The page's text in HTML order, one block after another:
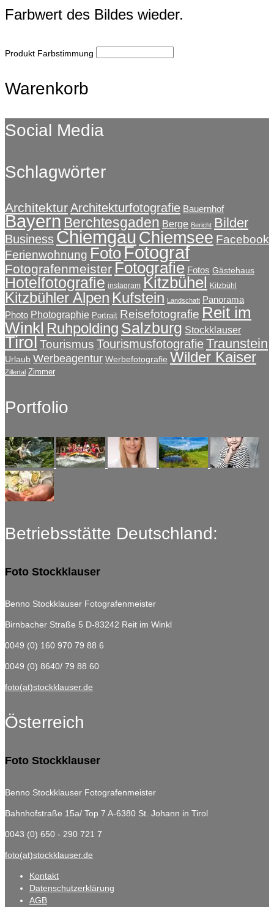
Farbwert des Bildes wieder.
Produkt Farbstimmung
Warenkorb
Social Media
Schlagwörter
ArchitekturArchitekturfotografie Bauernhof
Bayern Berchtesgaden Berge Bericht Bilder
BusinessChiemgauChiemsee Facebook
Ferienwohnung FotoFotograf
Fotografenmeister Fotografie Fotos Gästehaus
Hotelfotografie instagram Kitzbühel Kitzbühl
Kitzbühler Alpen Kufstein Landschaft Panorama
Photo Photographie Portrait Reisefotografie Reit im
Winkl Ruhpolding Salzburg Stockklauser
TirolTourismus TourismusfotografieTraunstein
Urlaub Werbeagentur Werbefotografie Wilder Kaiser
Zillertal Zimmer
Portfolio
Betriebsstätte Deutschland:
Foto Stockklauser
Benno Stockklauser Fotografenmeister
Birnbacher Straße 5 D-83242 Reit im Winkl
0049 (0) 160 970 79 88 6
0049 (0) 8640/ 79 88 60
foto(at)stockklauser.de
Österreich
Foto Stockklauser
Benno Stockklauser Fotografenmeister
Bahnhofstraße 15a/ Top 7 A-6380 St. Johann in Tirol
0043 (0) 650 - 290 721 7
foto(at)stockklauser.de
Kontakt
Datenschutzerklärung
AGB